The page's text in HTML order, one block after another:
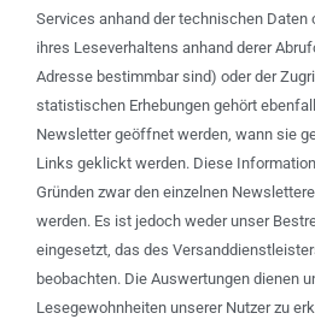
Services anhand der technischen Daten
ihres Leseverhaltens anhand derer
Adresse bestimmbar sind) oder der
statistischen Erhebungen gehört
Newsletter geöffnet werden, wann sie
Links geklickt werden. Diese
Gründen zwar den einzelnen
werden. Es ist jedoch weder unser
eingesetzt, das des
beobachten. Die Auswertungen dienen
Lesegewohnheiten unserer Nutzer zu